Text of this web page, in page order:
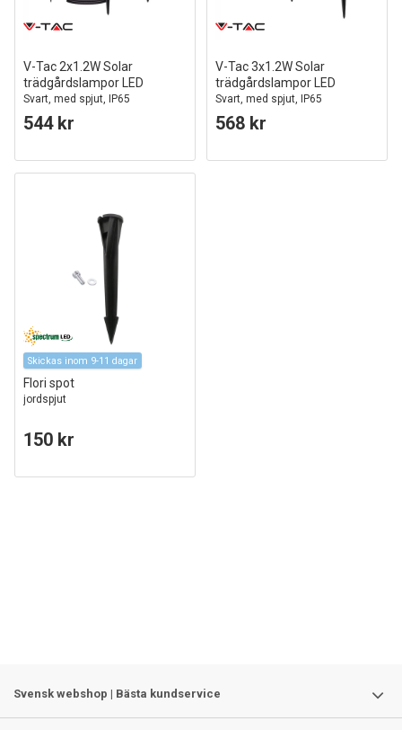
V-Tac 2x1.2W Solar
trädgårdslampor LED
Svart, med spjut, IP65
544 kr
V-Tac 3x1.2W Solar
trädgårdslampor LED
Svart, med spjut, IP65
568 kr
Skickas inom 9-11 dagar
Flori spot
jordspjut
150 kr
Svensk webshop | Bästa kundservice